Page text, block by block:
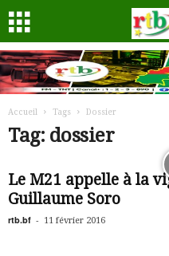
Accueil Tags Dossier
Tag: dossier
Le M21 appelle à la
Guillaume Soro
rtb.bf - 11 février 2016